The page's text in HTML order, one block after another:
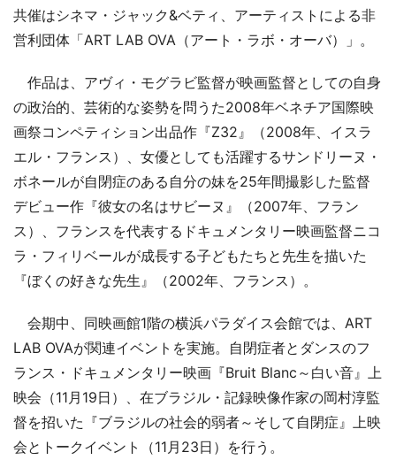
共催はシネマ・ジャック&ベティ、アーティストによる非
営利団体「ART LAB OVA（アート・ラボ・オーバ）」。
作品は、アヴィ・モグラビ監督が映画監督としての自身
の政治的、芸術的な姿勢を問うた2008年ベネチア国際映
画祭コンペティション出品作『Z32』（2008年、イスラ
エル・フランス）、女優としても活躍するサンドリーヌ・
ボネールが自閉症のある自分の妹を25年間撮影した監督
デビュー作『彼女の名はサビーヌ』（2007年、フラン
ス）、フランスを代表するドキュメンタリー映画監督ニコ
ラ・フィリベールが成長する子どもたちと先生を描いた
『ぼくの好きな先生』（2002年、フランス）。
会期中、同映画館1階の横浜パラダイス会館では、ART
LAB OVAが関連イベントを実施。自閉症者とダンスのフ
ランス・ドキュメンタリー映画『Bruit Blanc～白い音』上
映会（11月19日）、在ブラジル・記録映像作家の岡村淳監
督を招いた『ブラジルの社会的弱者～そして自閉症』上映
会とトークイベント（11月23日）を行う。